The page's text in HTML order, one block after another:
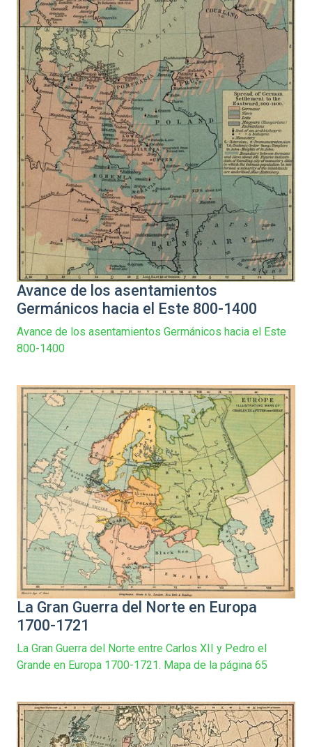
Avance de los asentamientos
Germánicos hacia el Este 800-1400
Avance de los asentamientos Germánicos hacia el Este
800-1400
La Gran Guerra del Norte en Europa
1700-1721
La Gran Guerra del Norte entre Carlos XII y Pedro el
Grande en Europa 1700-1721. Mapa de la página 65